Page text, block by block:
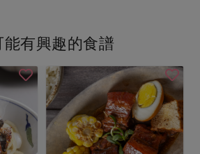
能有興趣的食譜